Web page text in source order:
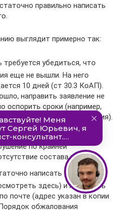
правильно написать
выглядит примерно так:
убедиться, что
еще не вышли. На него
10 дней (ст 30.3 КоАП).
направить заявление не
оспорить сроки (например,
копию постановления).
с мотивировкой
по крайней
состава и т.д.).
написать заявление
здесь) и направить
почте (адрес указан в копии
обжалования